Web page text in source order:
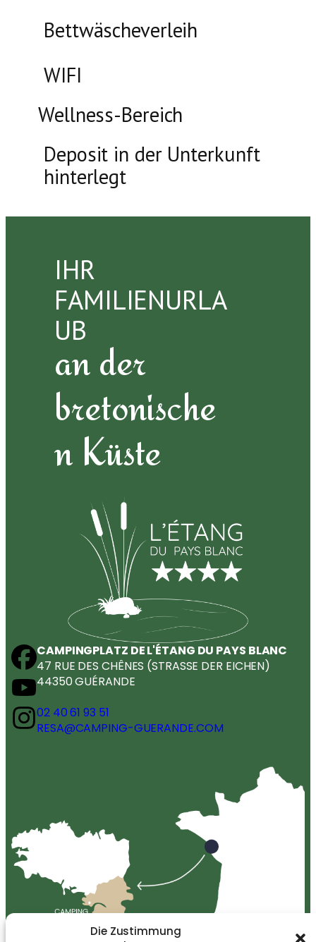
Die Zustimmung
Bettwäscheverleih
WIFI
Wellness-Bereich
Deposit in der Unterkunft
hinterlegt
IHR
FAMILIENURLA
UB
an der
bretonische
n Küste
CAMPINGPLATZ DE L'ÉTANG DU PAYS BLANC
47 RUE DES CHÊNES (STRASSE DER EICHEN)
44350 GUÉRANDE
02 40 61 93 51
RESA@CAMPING-GUERANDE.COM